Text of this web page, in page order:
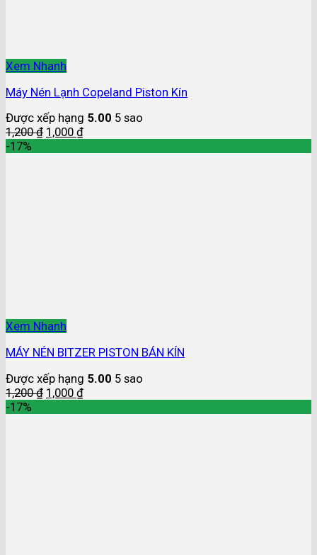
Xem Nhanh
Máy Nén Lạnh Copeland Piston Kín
Được xếp hạng 5.00 5 sao
1,200₫ 1,000 ₫
-17%
Xem Nhanh
MÁY NÉN BITZER PISTON BÁN KÍN
Được xếp hạng 5.00 5 sao
1,200₫ 1,000 ₫
-17%